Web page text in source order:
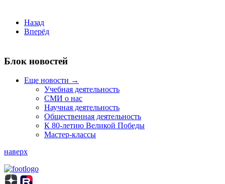
Назад
Вперёд
Блок новостей
Еще новости →
Учебная деятельность
СМИ о нас
Научная деятельность
Общественная деятельность
К 80-летию Великой Победы
Мастер-классы
наверх